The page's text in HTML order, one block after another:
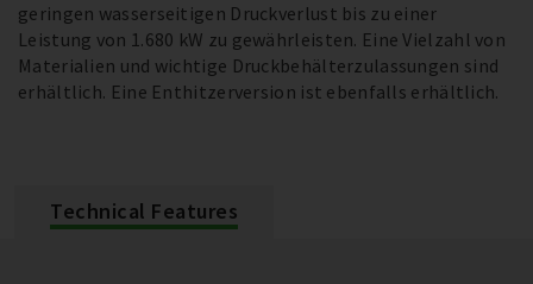
geringen wasserseitigen Druckverlust bis zu einer
Leistung von 1.680 kW zu gewährleisten. Eine Vielzahl von
Materialien und wichtige Druckbehälterzulassungen sind
erhältlich. Eine Enthitzerversion ist ebenfalls erhältlich.
Technical Features